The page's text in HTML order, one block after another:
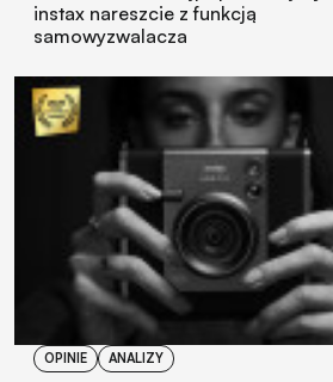
instax nareszcie z funkcją
samowyzwalacza
OPINIE ANALIZY